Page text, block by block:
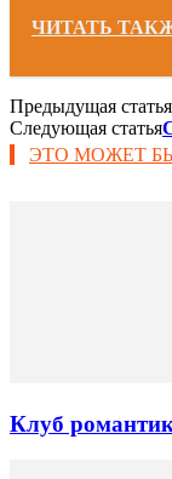
ЧИТАТЬ
Предыдущая статья
Следующая статья
ЭТО МОЖЕТ
Клуб